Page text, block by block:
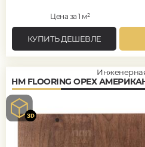
Цена за 1 м²
КУПИТЬ ДЕШЕВЛЕ
HM FLOORING ОРЕХ